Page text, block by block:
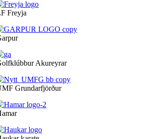
Freyja
Akureyrar
Grundarfjörður